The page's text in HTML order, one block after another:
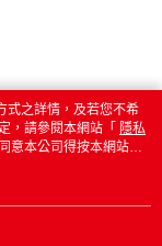
式之詳情，及若您不希
，請參閱本網站「 隱私
意本公司得按本網站使